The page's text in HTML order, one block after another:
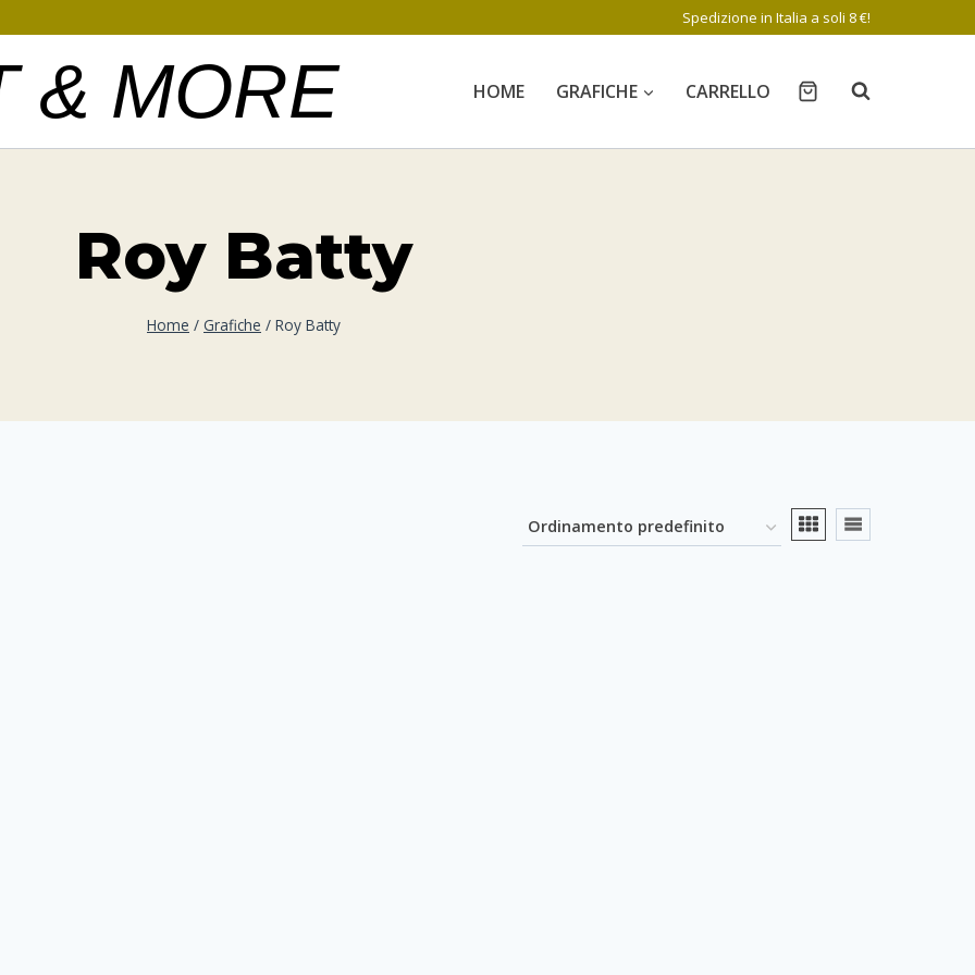
Spedizione in Italia a soli 8 €!
& MORE HOME GRAFICHE CARRELLO
Roy Batty
Home / Grafiche / Roy Batty